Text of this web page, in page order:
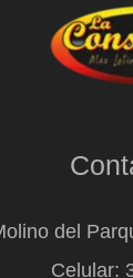
del
Celular: